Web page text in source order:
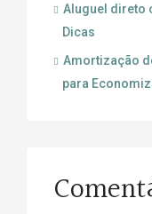
Aluguel direto
Dicas
Amortização
para